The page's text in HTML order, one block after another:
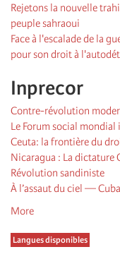
Rejetons la nouvelle
peuple sahraoui
Face à l'escalade de la
pour son droit à
Inprecor
Contre-révolution
Le Forum social
Ceuta: la frontière du
Nicaragua : La dictature
Révolution sandiniste
À l’assaut du ciel —
More
Langues disponibles